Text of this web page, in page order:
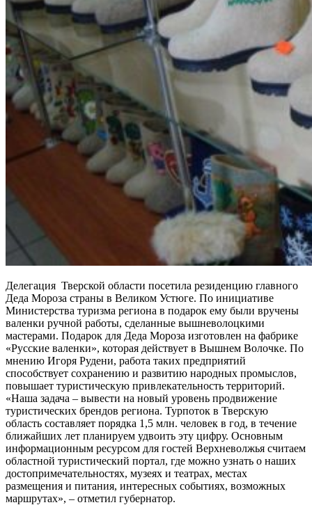
Делегация Тверской области посетила резиденцию главного
Деда Мороза страны в Великом Устюге. По инициативе
Министерства туризма региона в подарок ему были вручены
валенки ручной работы, сделанные вышневолоцкими
мастерами. Подарок для Деда Мороза изготовлен на фабрике
«Русские валенки», которая действует в Вышнем Волочке. По
мнению Игоря Рудени, работа таких предприятий
способствует сохранению и развитию народных промыслов,
повышает туристическую привлекательность территорий.
«Наша задача – вывести на новый уровень продвижение
туристических брендов региона. Турпоток в Тверскую
область составляет порядка 1,5 млн. человек в год, в течение
ближайших лет планируем удвоить эту цифру. Основным
информационным ресурсом для гостей Верхневолжья считаем
областной туристический портал, где можно узнать о наших
достопримечательностях, музеях и театрах, местах
размещения и питания, интересных событиях, возможных
маршрутах», – отметил губернатор.